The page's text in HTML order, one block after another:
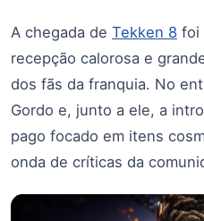
A chegada de Tekken 8 foi
recepção calorosa e
dos fãs da franquia. No
Gordo e, junto a ele, a
pago focado em itens
onda de críticas da